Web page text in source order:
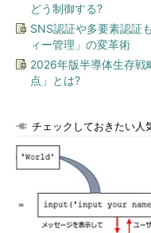
どう制御する?
SNS認証や多要素認証
ィー管理」の変革術
2026年版半導体生存戦
点」とは?
チェックしておきたい人